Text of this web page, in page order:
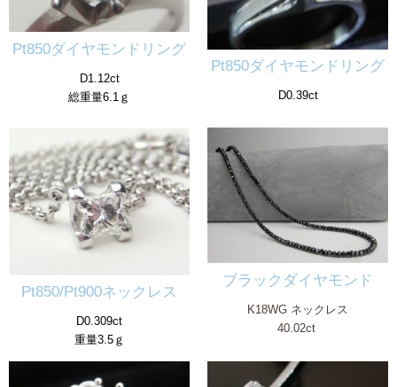
Pt850ダイヤモンドリング
D1.12ct
総重量6.1ｇ
Pt850ダイヤモンドリング
D0.39ct
Pt850/Pt900ネックレス
D0.309ct
重量3.5ｇ
ブラックダイヤモンド
K18WG ネックレス
40.02ct